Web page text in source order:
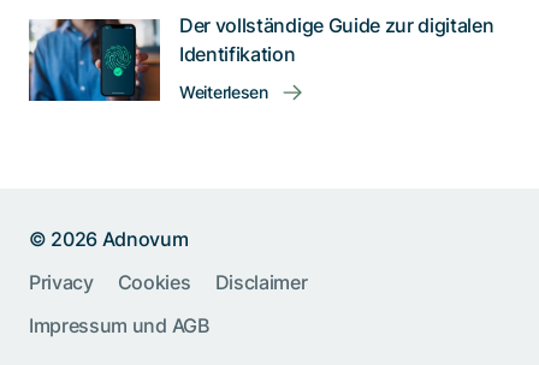
Der vollständige Guide zur digitalen
Identifikation
Weiterlesen
© 2026 Adnovum
Privacy
Cookies
Disclaimer
Impressum und AGB